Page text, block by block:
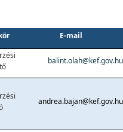
E-mail
balint.olah@kef.gov.hu
andrea.bajan@kef.gov.hu